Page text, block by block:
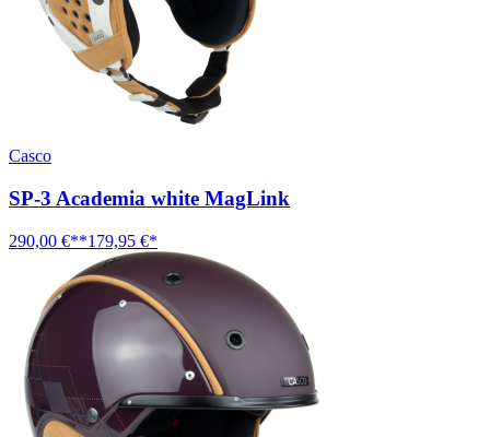
Casco
SP-3 Academia white MagLink
290,00 €**179,95 €*